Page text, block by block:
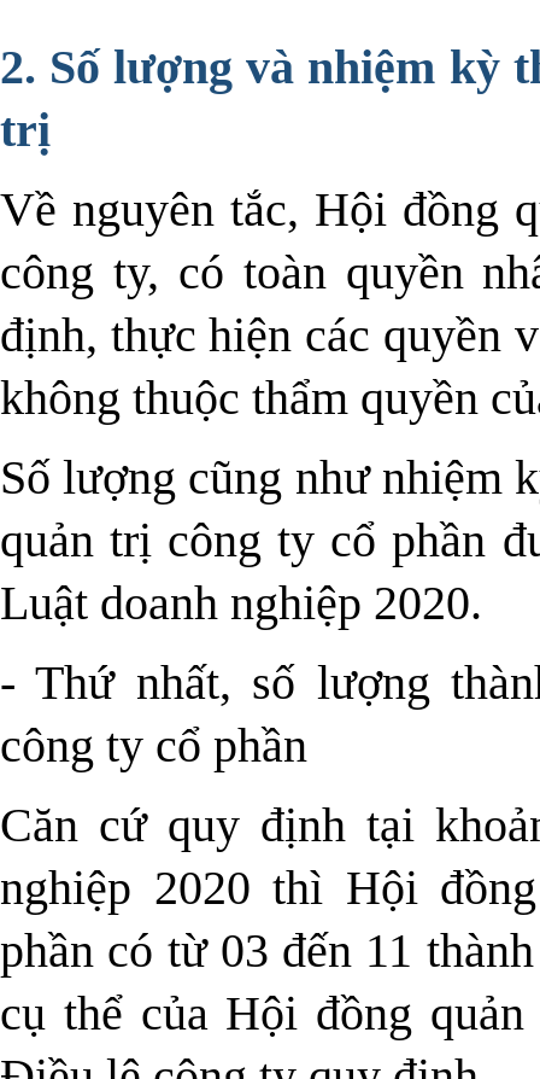
2. Số lượng và nhiệm kỳ
trị
Về nguyên tắc, Hội đồng
công ty, có toàn quyền
định, thực hiện các quyền
không thuộc thẩm quyền
Số lượng cũng như nhiệm
quản trị công ty cổ phần
Luật doanh nghiệp 2020.
- Thứ nhất, số lượng
công ty cổ phần
Căn cứ quy định tại
nghiệp 2020 thì Hội
phần có từ 03 đến 11
cụ thể của Hội đồng